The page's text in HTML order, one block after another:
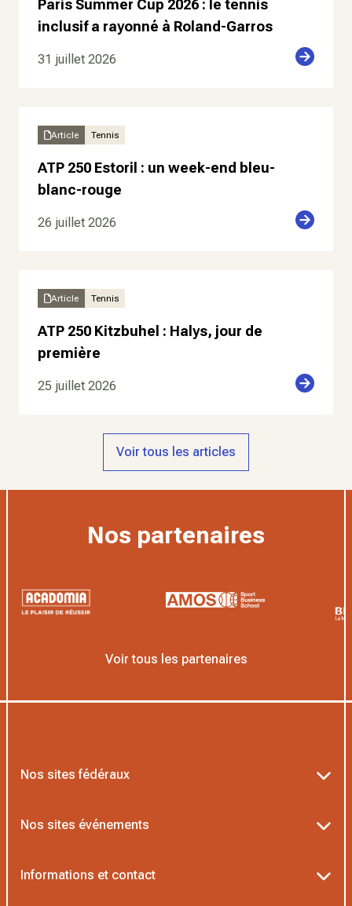
Paris Summer Cup 2026 : le tennis
inclusif a rayonné à Roland-Garros
31 juillet 2026
Article Tennis
ATP 250 Estoril : un week-end bleu-
blanc-rouge
26 juillet 2026
Article Tennis
ATP 250 Kitzbuhel : Halys, jour de
première
25 juillet 2026
Voir tous les articles
Nos partenaires
Voir tous les partenaires
Nos sites fédéraux
Nos sites événements
Informations et contact